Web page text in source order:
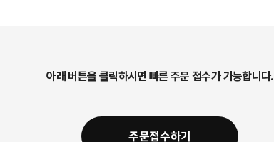
아래 버튼을 클릭하시면 빠른 주문 접수가 가능합니다.
주문접수하기